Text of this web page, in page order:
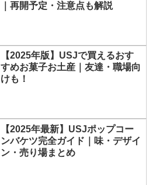
｜再開予定・注意点も解説
【2025年版】USJで買えるおす
すめお菓子お土産｜友達・職場向
けも！
【2025年最新】USJポップコー
ンバケツ完全ガイド｜味・デザイ
ン・売り場まとめ